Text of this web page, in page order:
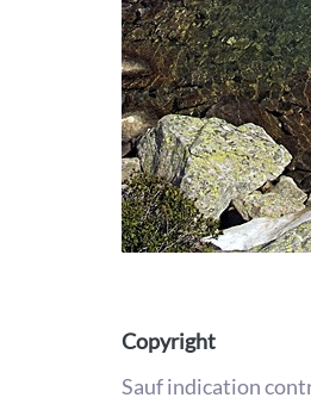
Copyright
Sauf indication